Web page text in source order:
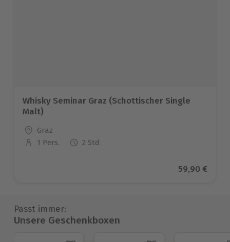
Whisky Seminar Graz (Schottischer Single
Malt)
Standort
Graz
Anzahl der Teilnehmer
1 Pers. 2 Std
Aktueller
59,90 €
Passt immer:
Unsere Geschenkboxen